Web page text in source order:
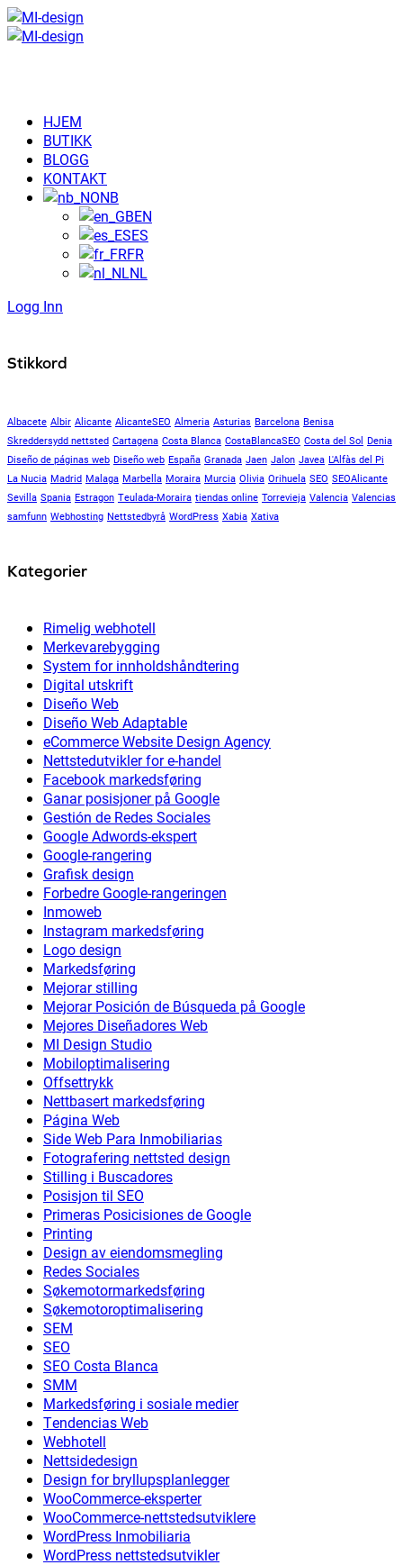
HJEM
BUTIKK
BLOGG
KONTAKT
NB
EN
ES
FR
NL
Logg Inn
Stikkord
Albacete Albir Alicante AlicanteSEO Almeria Asturias Barcelona Benisa
Skreddersydd nettsted Cartagena Costa Blanca CostaBlancaSEO Costa del Sol Denia
Diseño de páginas web Diseño web España Granada Jaen Jalon Javea L'Alfàs del Pi
La Nucia Madrid Malaga Marbella Moraira Murcia Olivia Orihuela SEO SEOAlicante
Sevilla Spania Estragon Teulada-Moraira tiendas online Torrevieja Valencia Valencias
samfunn Webhosting Nettstedbyrå WordPress Xabia Xativa
Kategorier
Rimelig webhotell
Merkevarebygging
System for innholdshåndtering
Digital utskrift
Diseño Web
Diseño Web Adaptable
eCommerce Website Design Agency
Nettstedutvikler for e-handel
Facebook markedsføring
Ganar posisjoner på Google
Gestión de Redes Sociales
Google Adwords-ekspert
Google-rangering
Grafisk design
Forbedre Google-rangeringen
Inmoweb
Instagram markedsføring
Logo design
Markedsføring
Mejorar stilling
Mejorar Posición de Búsqueda på Google
Mejores Diseñadores Web
MI Design Studio
Mobiloptimalisering
Offsettrykk
Nettbasert markedsføring
Página Web
Side Web Para Inmobiliarias
Fotografering nettsted design
Stilling i Buscadores
Posisjon til SEO
Primeras Posicisiones de Google
Printing
Design av eiendomsmegling
Redes Sociales
Søkemotormarkedsføring
Søkemotoroptimalisering
SEM
SEO
SEO Costa Blanca
SMM
Markedsføring i sosiale medier
Tendencias Web
Webhotell
Nettsidedesign
Design for bryllupsplanlegger
WooCommerce-eksperter
WooCommerce-nettstedsutviklere
WordPress Inmobiliaria
WordPress nettstedsutvikler